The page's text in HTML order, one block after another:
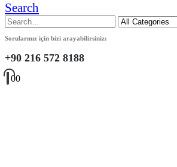
Search
Sorularınız için bizi arayabilirsiniz:
+90 216 572 8188
00